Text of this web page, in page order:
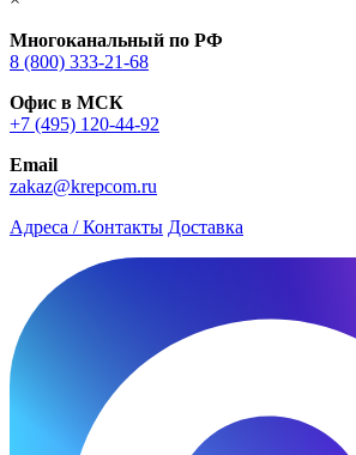
Многоканальный по РФ
8 (800) 333‑21-68
Офис в МСК
+7 (495) 120-44-92
Email
zakaz@krepcom.ru
Адреса / Контакты Доставка